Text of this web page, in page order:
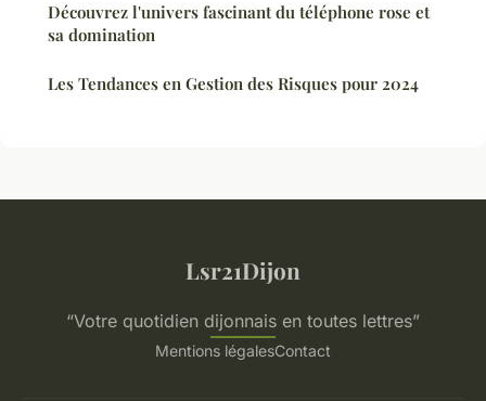
Découvrez l'univers fascinant du téléphone rose et
sa domination
Les Tendances en Gestion des Risques pour 2024
Lsr21Dijon
“Votre quotidien dijonnais en toutes lettres”
Mentions légalesContact